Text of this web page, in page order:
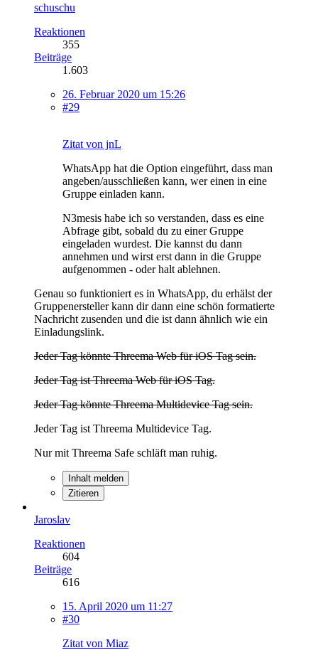
schuschu
Reaktionen
355
Beiträge
1.603
26. Februar 2020 um 15:26
#29
Zitat von jnL
WhatsApp hat die Option eingeführt, dass man
angeben/ausschließen kann, wer einen in eine
Gruppe einladen kann.
N3mesis habe ich so verstanden, dass es eine
Abfrage gibt, sobald du zu einer Gruppe
eingeladen wurdest. Die kannst du dann
annehmen und wirst erst dann in die Gruppe
aufgenommen - oder halt ablehnen.
Genau so funktioniert es in WhatsApp, du erhälst der
Gruppenersteller kann dir dann eine schön formatierte
Nachricht zusenden und die ist dann ähnlich wie ein
Einladungslink.
Jeder Tag könnte Threema Web für iOS Tag sein.
Jeder Tag ist Threema Web für iOS Tag.
Jeder Tag könnte Threema Multidevice Tag sein.
Jeder Tag ist Threema Multidevice Tag.
Nur mit Threema Safe schläft man ruhig.
Inhalt melden
Zitieren
Jaroslav
Reaktionen
604
Beiträge
616
15. April 2020 um 11:27
#30
Zitat von Miaz